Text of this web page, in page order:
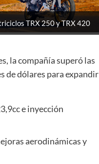
TRX 250 y TRX 420
la compañía superó las
de dólares para expandir
e inyección
aerodinámicas y